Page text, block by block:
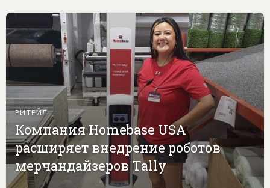
РИТЕЙЛ
Компания Homebase USA
расширяет внедрение роботов
мерчандайзеров Tally